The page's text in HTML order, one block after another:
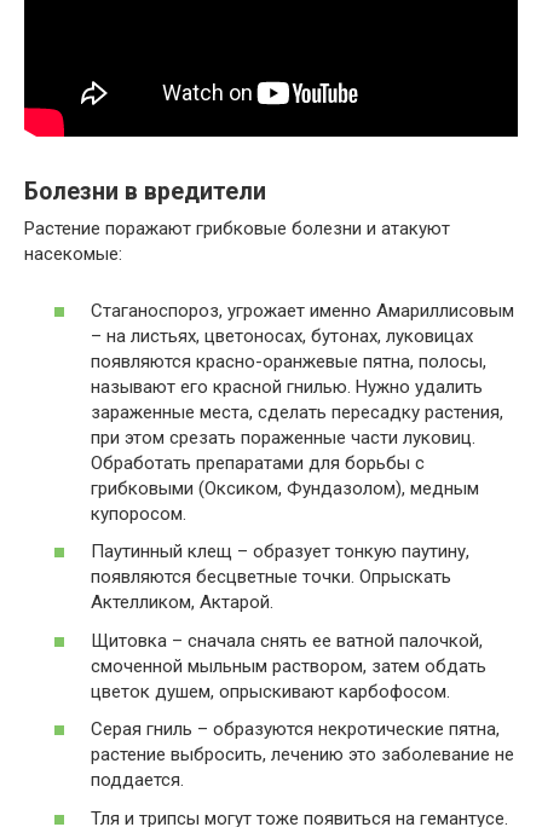
Болезни в вредители
Растение поражают грибковые болезни и атакуют
насекомые:
Стаганоспороз, угрожает именно Амариллисовым
– на листьях, цветоносах, бутонах, луковицах
появляются красно-оранжевые пятна, полосы,
называют его красной гнилью. Нужно удалить
зараженные места, сделать пересадку растения,
при этом срезать пораженные части луковиц.
Обработать препаратами для борьбы с
грибковыми (Оксиком, Фундазолом), медным
купоросом.
Паутинный клещ – образует тонкую паутину,
появляются бесцветные точки. Опрыскать
Актелликом, Актарой.
Щитовка – сначала снять ее ватной палочкой,
смоченной мыльным раствором, затем обдать
цветок душем, опрыскивают карбофосом.
Серая гниль – образуются некротические пятна,
растение выбросить, лечению это заболевание не
поддается.
Тля и трипсы могут тоже появиться на гемантусе.